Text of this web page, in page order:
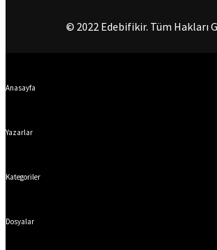
© 2022 Edebifikir. Tüm Hakları
Anasayfa
Yazarlar
Kategoriler
Dosyalar